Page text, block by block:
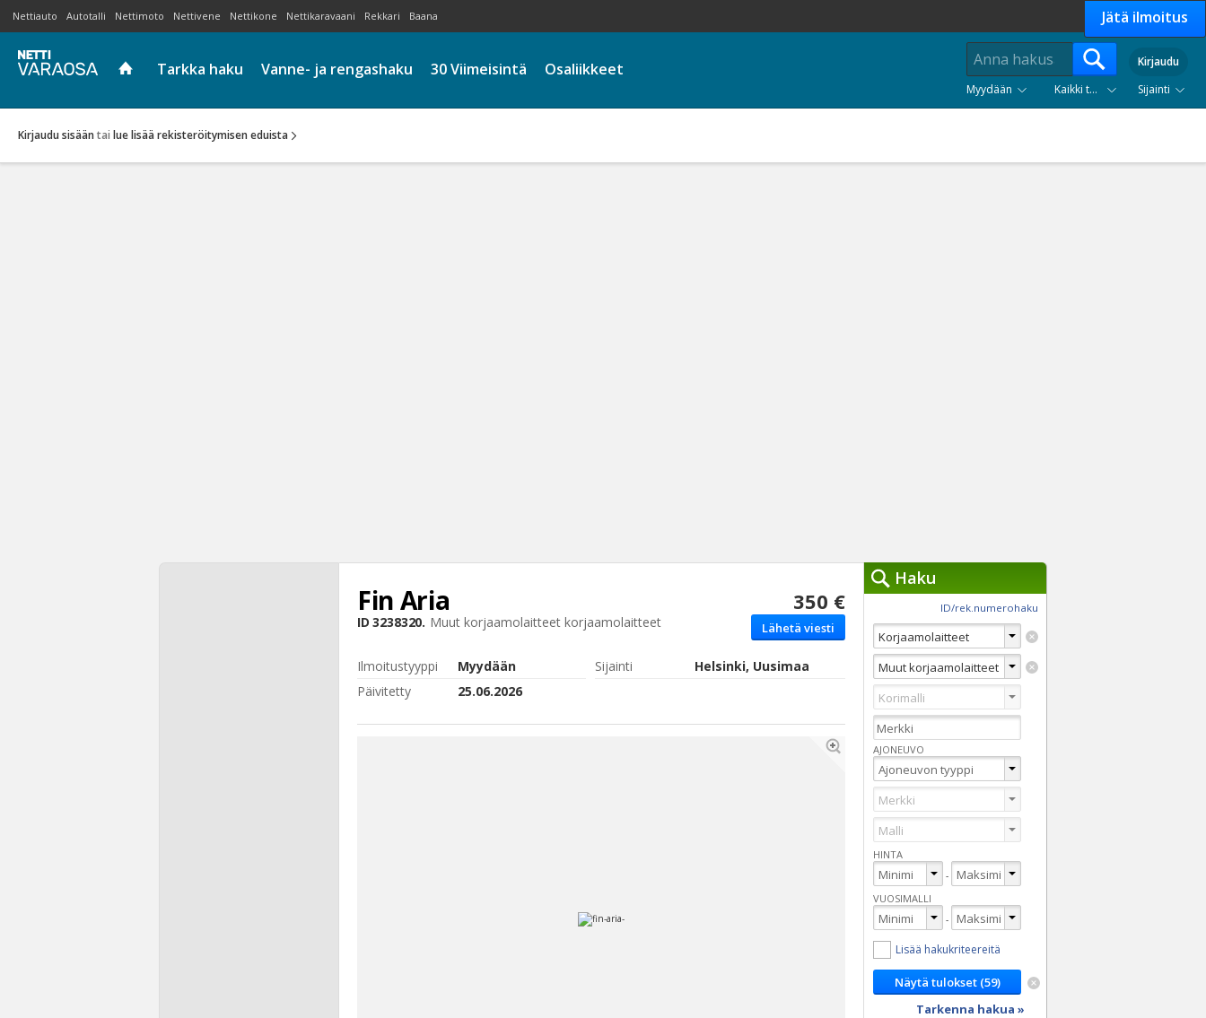
Nettiauto Autotalli Nettimoto Nettivene Nettikone Nettikaravaani Rekkari Baana Jätä ilmoitus
Tarkka haku Vanne- ja rengashaku 30 Viimeisintä Osaliikkeet
Kirjaudu
Myydään
Kaikki tuoteryhmät Sijainti
Kirjaudu sisään tai lue lisää rekisteröitymisen eduista
350 €
Lähetä viesti
Fin Aria
ID3238320. Muut korjaamolaitteetkorjaamolaitteet
Ilmoitustyyppi Myydään Sijainti
Helsinki, Uusimaa
Päivitetty
25.06.2026
Haku
Hakutyökalut »
Tyhjennä haut
ID/rek.numerohaku
AJONEUVO
HINTA
-
VUOSIMALLI
-
Lisää hakukriteereitä
Tarkenna hakua »